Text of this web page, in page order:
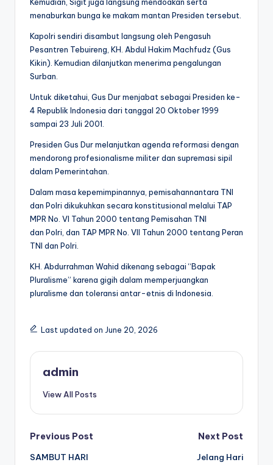
menaburkan bunga ke makam mantan Presiden tersebut.
Kapolri sendiri disambut langsung oleh Pengasuh
Pesantren Tebuireng, KH. Abdul Hakim Machfudz (Gus
Kikin). Kemudian dilanjutkan menerima pengalungan
Surban.
Untuk diketahui, Gus Dur menjabat sebagai Presiden ke-
4 Republik Indonesia dari tanggal 20 Oktober 1999
sampai 23 Juli 2001.
Presiden Gus Dur melanjutkan agenda reformasi dengan
mendorong profesionalisme militer dan supremasi sipil
dalam Pemerintahan.
Dalam masa kepemimpinannya, pemisahannantara TNI
dan Polri dikukuhkan secara konstitusional melalui TAP
MPR No. VI Tahun 2000 tentang Pemisahan TNI
dan Polri, dan TAP MPR No. VII Tahun 2000 tentang Peran
TNI dan Polri.
KH. Abdurrahman Wahid dikenang sebagai “Bapak
Pluralisme” karena gigih dalam memperjuangkan
pluralisme dan toleransi antar-etnis di Indonesia.
Last updated on June 20, 2026
admin
View All Posts
Post
Previous Post
SAMBUT HARI
Next Post
Jelang Hari